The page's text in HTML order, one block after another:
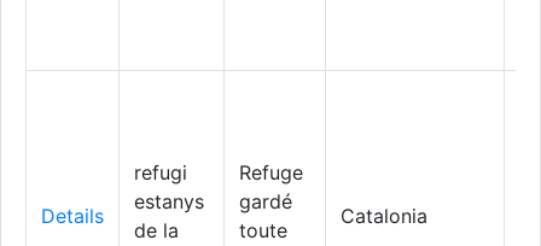
Details
refugi
estanys
de la
Refuge
gardé
toute
Catalonia